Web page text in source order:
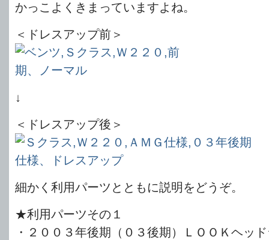
かっこよくきまっていますよね。
＜ドレスアップ前＞
↓
＜ドレスアップ後＞
細かく利用パーツとともに説明をどうぞ。
★利用パーツその１
・２００３年後期（０３後期）ＬＯＯＫヘッ